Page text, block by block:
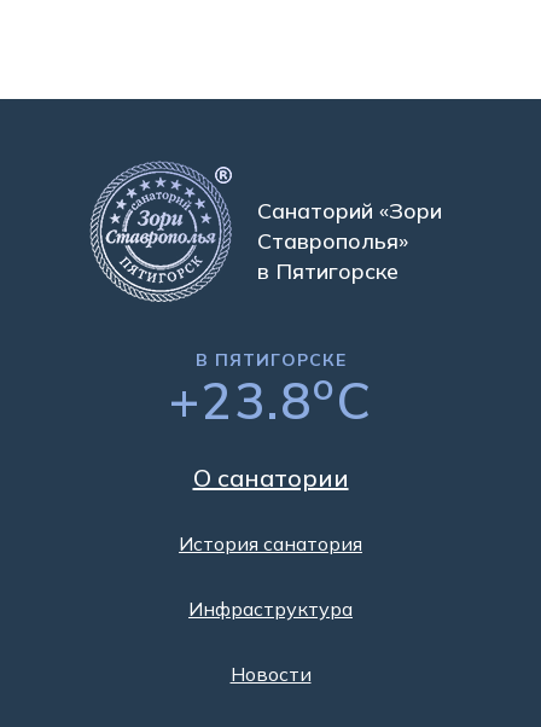
Санаторий «Зори
Ставрополья»
в Пятигорске
В ПЯТИГОРСКЕ
+23.8oC
О санатории
История санатория
Инфраструктура
Новости